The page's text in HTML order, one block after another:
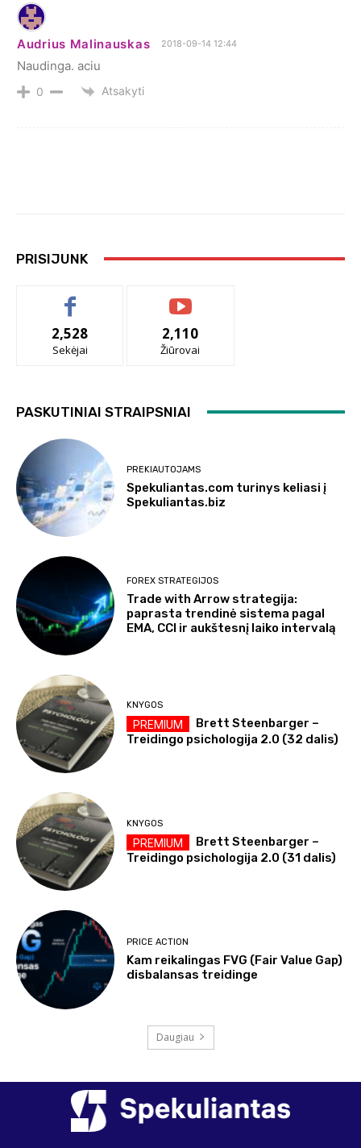
Audrius Malinauskas 2018-09-14 12:44
Naudinga. aciu
0 Atsakyti
PRISIJUNK
2,528
Sekėjai
2,110
Žiūrovai
PASKUTINIAI STRAIPSNIAI
PREKIAUTOJAMS
Spekuliantas.com turinys keliasi į
Spekuliantas.biz
FOREX STRATEGIJOS
Trade with Arrow strategija:
paprasta trendinė sistema pagal
EMA, CCI ir aukštesnį laiko intervalą
KNYGOS
Brett Steenbarger –
Treidingo psichologija 2.0 (32 dalis)
KNYGOS
Brett Steenbarger –
Treidingo psichologija 2.0 (31 dalis)
PRICE ACTION
Kam reikalingas FVG (Fair Value Gap)
disbalansas treidinge
Daugiau